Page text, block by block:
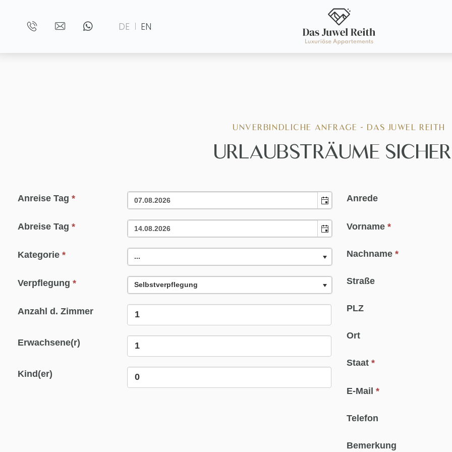
DE EN
UNVERBINDLICHE ANFRAGE - DAS JUWEL REITH
URLAUBSTRÄUME
Anreise Tag *
Abreise Tag *
Kategorie * ...
Verpflegung * Selbstverpflegung
Anzahl d. Zimmer
Erwachsene(r)
Kind(er)
Anrede
Vorname *
Nachname *
Straße
PLZ
Ort
Staat *
E-Mail *
Telefon
Bemerkung